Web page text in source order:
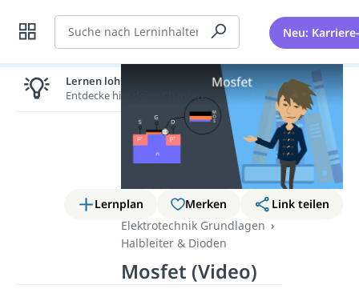
Suche Neu:
Lernplan Merken
Link teilen
Elektrotechnik Grundlagen
Halbleiter & Dioden
Mosfet (Video)
Lernen lohnt sich!
Entdecke hier deine Chancen.